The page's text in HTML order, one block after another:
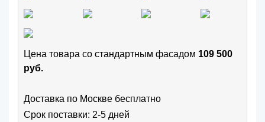
Цена товара cо стандартным фасадом 109 500
руб.
Доставка по Москве бесплатно
Срок поставки: 2-5 дней